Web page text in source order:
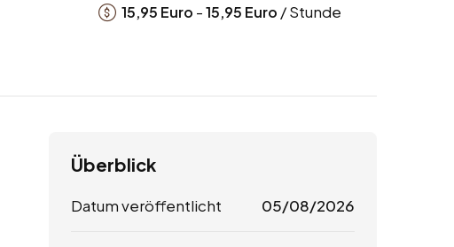
15,95 Euro -15,95 Euro / Stunde
Überblick
Datum veröffentlicht 05/08/2026